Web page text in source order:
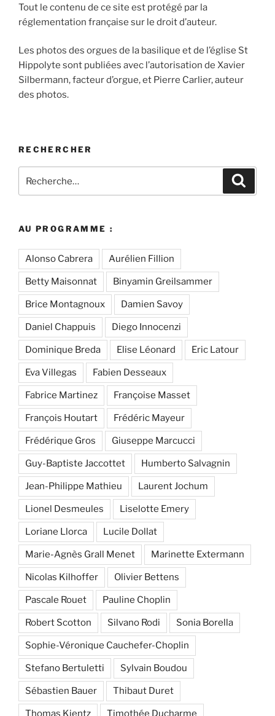
Tout le contenu de ce site est protégé par la
réglementation française sur le droit d’auteur.
Les photos des orgues de la basilique et de l’église St
Hippolyte sont publiées avec l’autorisation de Xavier
Silbermann, facteur d’orgue, et Pierre Carlier, auteur
des photos.
RECHERCHER
pour
AU PROGRAMME :
Alonso Cabrera Aurélien Fillion
Betty Maisonnat Binyamin Greilsammer
Brice Montagnoux Damien Savoy
Daniel Chappuis Diego Innocenzi
Dominique Breda Elise Léonard Eric Latour
Eva Villegas Fabien Desseaux
Fabrice Martinez Françoise Masset
François Houtart Frédéric Mayeur
Frédérique Gros Giuseppe Marcucci
Guy-Baptiste Jaccottet Humberto Salvagnin
Jean-Philippe Mathieu Laurent Jochum
Lionel Desmeules Liselotte Emery
Loriane Llorca Lucile Dollat
Marie-Agnès Grall Menet Marinette Extermann
Nicolas Kilhoffer Olivier Bettens
Pascale Rouet Pauline Choplin
Robert Scotton Silvano Rodi Sonia Borella
Sophie-Véronique Cauchefer-Choplin
Stefano Bertuletti Sylvain Boudou
Sébastien Bauer Thibaut Duret
Thomas Kientz Timothée Ducharme